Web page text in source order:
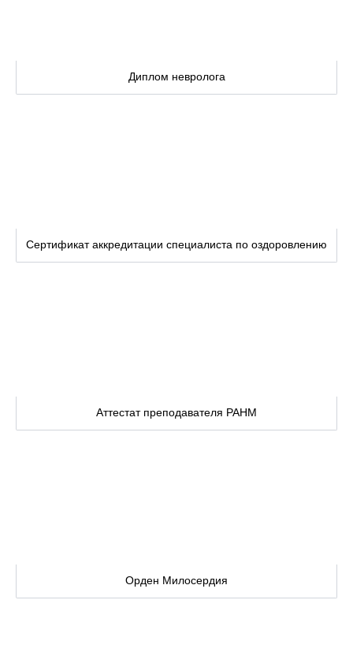
Диплом невролога
Сертификат аккредитации специалиста по оздоровлению
Аттестат преподавателя РАНМ
Орден Милосердия